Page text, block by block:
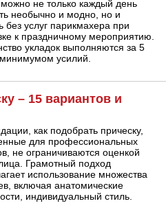
не только каждый день
необычно и модно, но и
без услуг парикмахера при
к праздничному мероприятию.
укладок выполняются за 5
усилий.
– 15 вариантов и
как подобрать прическу,
для профессиональных
не ограничиваются оценкой
Грамотный подход
использование множества
включая анатомические
индивидуальный стиль.